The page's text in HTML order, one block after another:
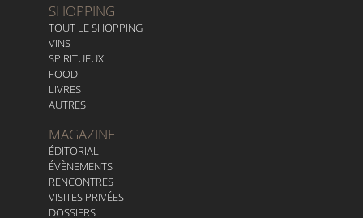
SHOPPING
TOUT LE SHOPPING
VINS
SPIRITUEUX
FOOD
LIVRES
AUTRES
MAGAZINE
ÉDITORIAL
ÉVÈNEMENTS
RENCONTRES
VISITES PRIVÉES
DOSSIERS